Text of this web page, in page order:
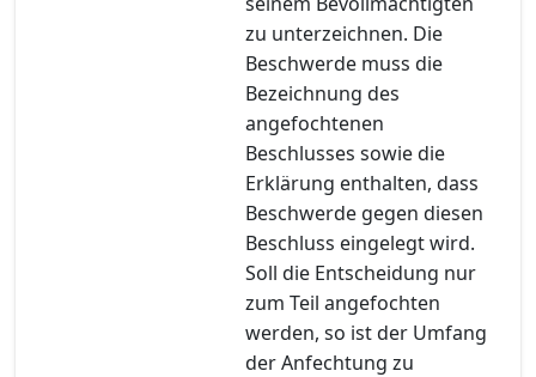
zu unterzeichnen. Die
Beschwerde muss die
Bezeichnung des
angefochtenen
Beschlusses sowie die
Erklärung enthalten, dass
Beschwerde gegen diesen
Beschluss eingelegt wird.
Soll die Entscheidung nur
zum Teil angefochten
werden, so ist der Umfang
der Anfechtung zu